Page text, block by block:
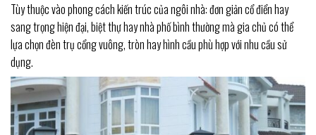
Tùy thuộc vào phong cách kiến trúc của ngôi nhà: đơn giản cổ điển hay
sang trọng hiện đại, biệt thự hay nhà phố bình thường mà gia chủ có thể
lựa chọn đèn trụ cổng vuông, tròn hay hình cầu phù hợp với nhu cầu sử
dụng.